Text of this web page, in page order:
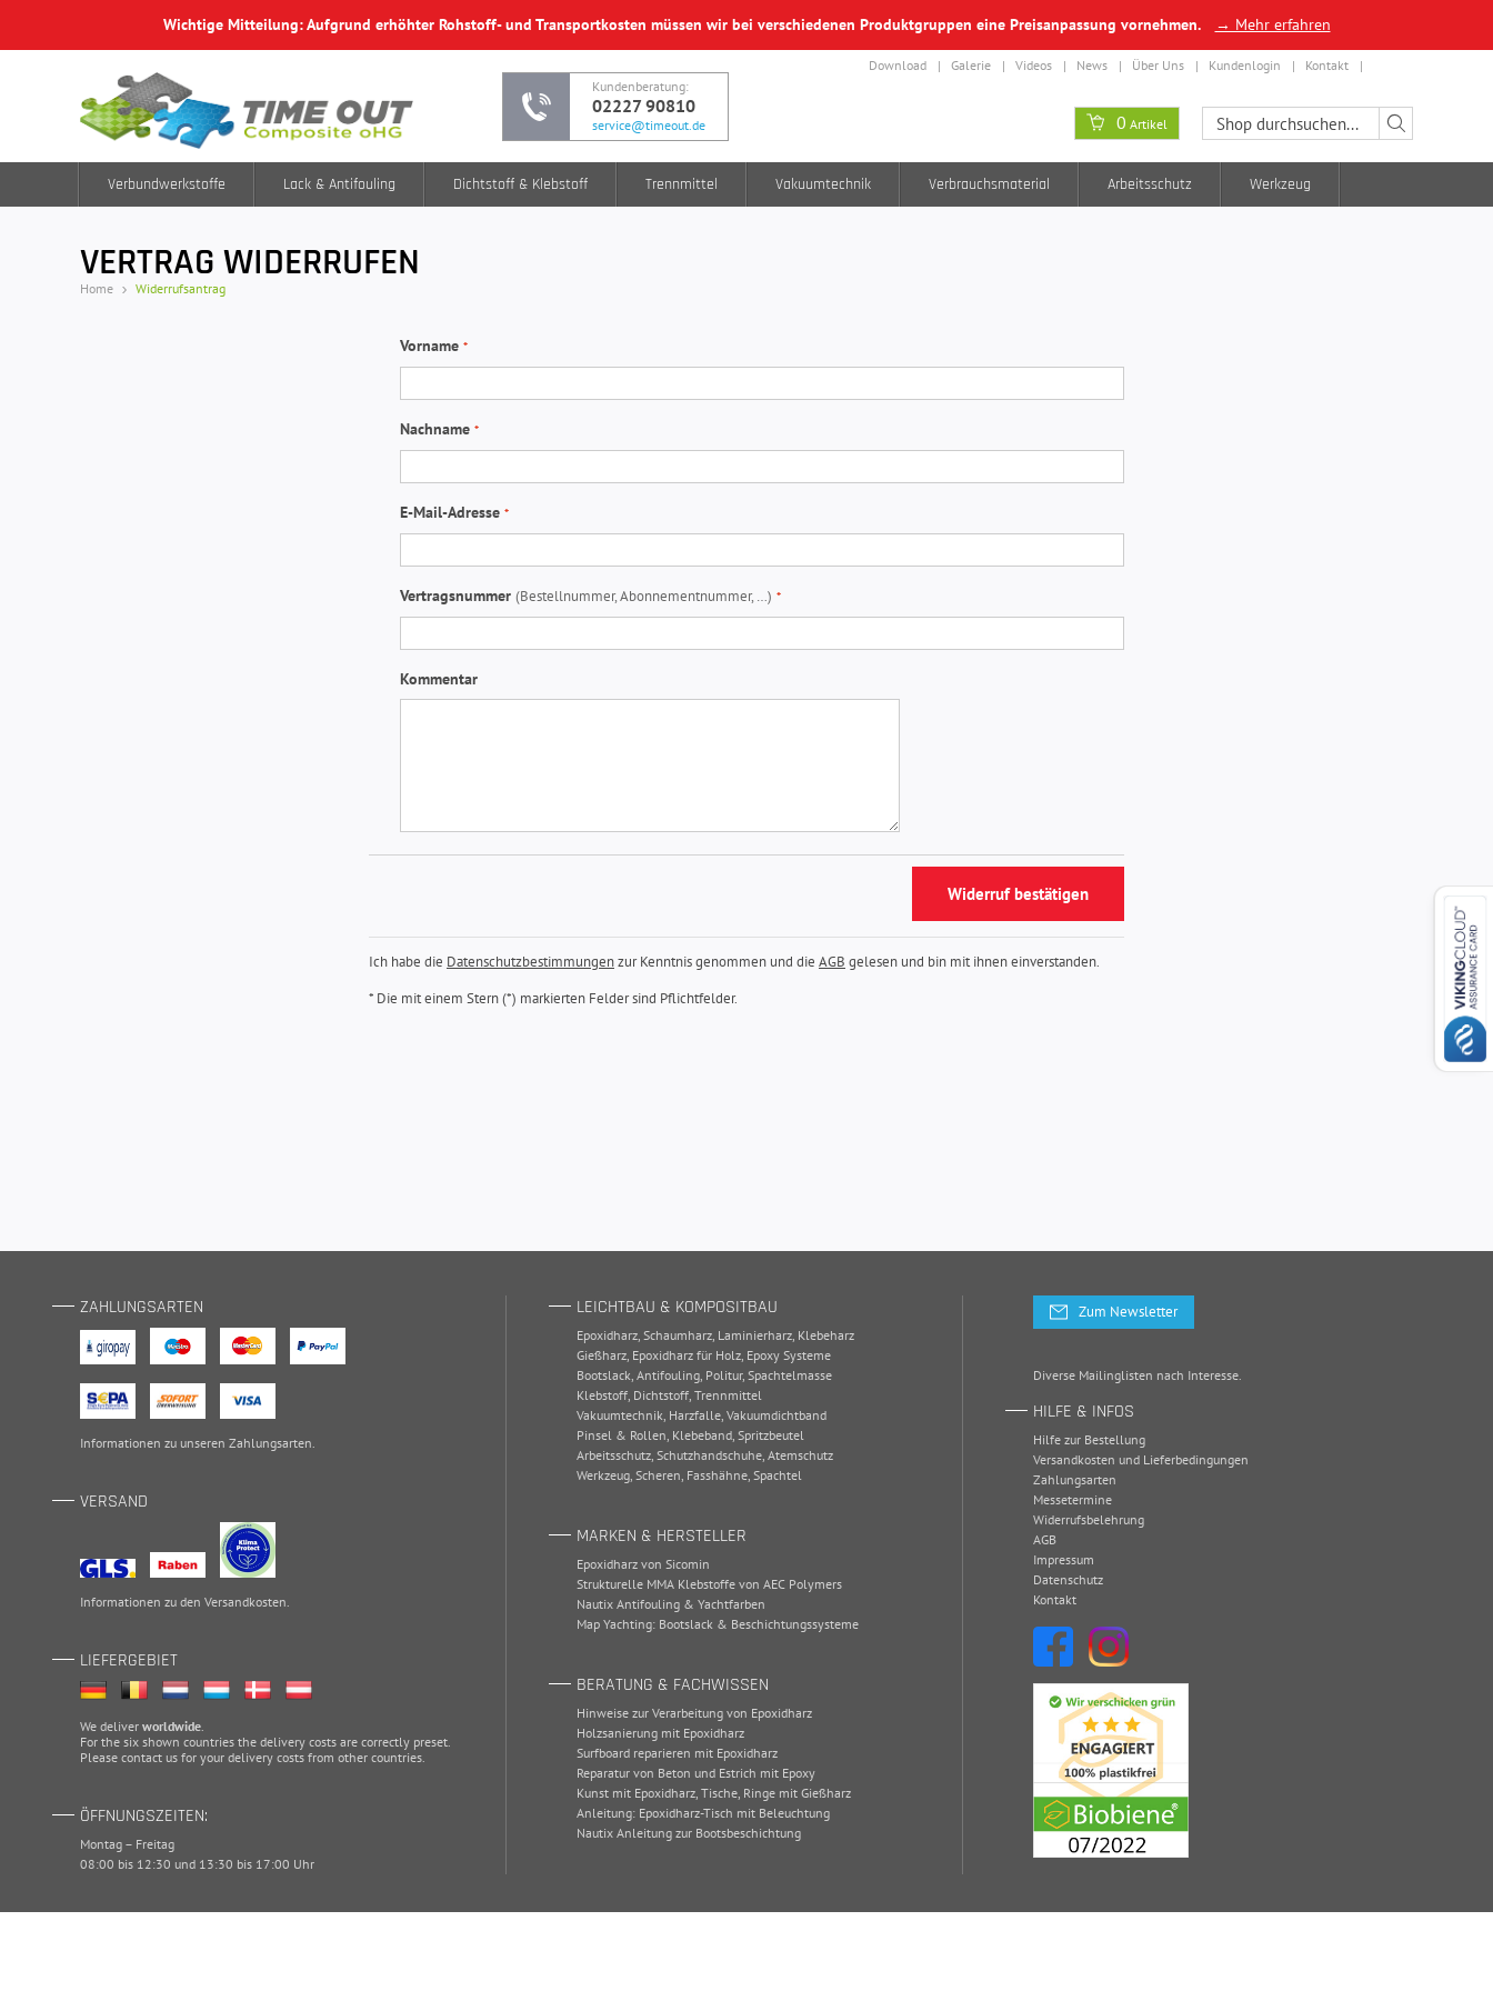
Wichtige Mitteilung: Aufgrund erhöhter Rohstoff- und Transportkosten müssen wir bei verschiedenen Produktgruppen eine Preisanpassung vornehmen. → Mehr erfahren
Kundenberatung:
02227 90810
service@timeout.de
Download Galerie Videos News Über Uns Kundenlogin Kontakt
0 Artikel
Verbundwerkstoffe Lack & Antifouling Dichtstoff & Klebstoff Trennmittel Vakuumtechnik Verbrauchsmaterial Arbeitsschutz Werkzeug
VERTRAG WIDERRUFEN
Home Widerrufsantrag
Vorname
Nachname
E-Mail-Adresse
Vertragsnummer (Bestellnummer, Abonnementnummer, …)
Kommentar
Widerruf bestätigen
Ich habe die Datenschutzbestimmungenzur Kenntnis genommen und die AGB gelesen und bin mit ihnen einverstanden.
* Die mit einem Stern (*) markierten Felder sind Pflichtfelder.
ZAHLUNGSARTEN
Informationen zu unseren Zahlungsarten.
VERSAND
Informationen zu den Versandkosten.
LIEFERGEBIET
We deliver worldwide.
For the six shown countries the delivery costs are correctly preset.
Please contact us for your delivery costs from other countries.
ÖFFNUNGSZEITEN:
Montag – Freitag
08:00 bis 12:30 und 13:30 bis 17:00 Uhr
LEICHTBAU & KOMPOSITBAU
Epoxidharz, Schaumharz, Laminierharz, Klebeharz
Gießharz, Epoxidharz für Holz, Epoxy Systeme
Bootslack, Antifouling, Politur, Spachtelmasse
Klebstoff, Dichtstoff, Trennmittel
Vakuumtechnik, Harzfalle, Vakuumdichtband
Pinsel & Rollen, Klebeband, Spritzbeutel
Arbeitsschutz, Schutzhandschuhe, Atemschutz
Werkzeug, Scheren, Fasshähne, Spachtel
MARKEN & HERSTELLER
Epoxidharz von Sicomin
Strukturelle MMA Klebstoffe von AEC Polymers
Nautix Antifouling & Yachtfarben
Map Yachting: Bootslack & Beschichtungssysteme
BERATUNG & FACHWISSEN
Hinweise zur Verarbeitung von Epoxidharz
Holzsanierung mit Epoxidharz
Surfboard reparieren mit Epoxidharz
Reparatur von Beton und Estrich mit Epoxy
Kunst mit Epoxidharz, Tische, Ringe mit Gießharz
Anleitung: Epoxidharz-Tisch mit Beleuchtung
Nautix Anleitung zur Bootsbeschichtung
Zum Newsletter
Diverse Mailinglisten nach Interesse.
HILFE & INFOS
Hilfe zur Bestellung
Versandkosten und Lieferbedingungen
Zahlungsarten
Messetermine
Widerrufsbelehrung
AGB
Impressum
Datenschutz
Kontakt